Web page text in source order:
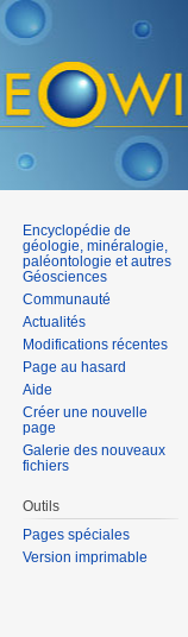
Encyclopédie de
géologie, minéralogie,
paléontologie et autres
Géosciences
Communauté
Actualités
Modifications récentes
Page au hasard
Aide
Créer une nouvelle
page
Galerie des nouveaux
fichiers
Outils
Pages spéciales
Version imprimable